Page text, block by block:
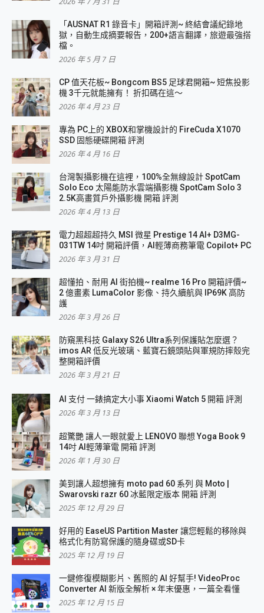
「AUSNAT R1 錄音卡」開箱評測~ 終結會議紀錄地
獄，自動生成摘要報告，200+語言翻譯，旅遊最強搭
檔。
2026 年 5 月 7 日
CP 值天花板~ Bongcom BS5 足球君開箱~ 短焦投影
機 3千元就能擁有！ 折扣碼在這～
2026 年 4 月 23 日
專為 PC上的 XBOX和掌機設計的 FireCuda X1070
SSD 固態硬碟開箱 評測
2026 年 4 月 16 日
台灣製攝影機在這裡，100%全無線設計 SpotCam
Solo Eco 太陽能防水雲端攝影機 SpotCam Solo 3
2.5K高畫質戶外攝影機 開箱 評測
2026 年 4 月 13 日
電力超超超持久 MSI 微星 Prestige 14 AI+ D3MG-
031TW 14吋 開箱評價，AI輕薄商務筆電 Copilot+ PC
2026 年 3 月 31 日
超懂拍、耐用 AI 街拍機~ realme 16 Pro 開箱評價~
2 億畫素 LumaColor 影像、持久續航與 IP69K 高防
護
2026 年 3 月 26 日
防窺黑科技 Galaxy S26 Ultra系列保護貼怎麼選？
imos AR 低反光玻璃、藍寶石鏡頭貼與軍規防摔殼完
整開箱評價
2026 年 3 月 21 日
AI 支付 一錶搞定大小事 Xiaomi Watch 5 開箱 評測
2026 年 3 月 13 日
超驚艷 讓人一眼就愛上 LENOVO 聯想 Yoga Book 9
14吋 AI輕薄筆電 開箱 評測
2026 年 1 月 30 日
美到讓人超想擁有 moto pad 60 系列 與 Moto |
Swarovski razr 60 冰藍限定版本 開箱 評測
2025 年 12 月 29 日
好用的 EaseUS Partition Master 讓您輕鬆的移除與
格式化有防寫保護的隨身碟或SD卡
2025 年 12 月 19 日
一鍵修復模糊影片、舊照的 AI 好幫手! VideoProc
Converter AI 新版全解析 × 年末優惠，一篇全看懂
2025 年 12 月 15 日